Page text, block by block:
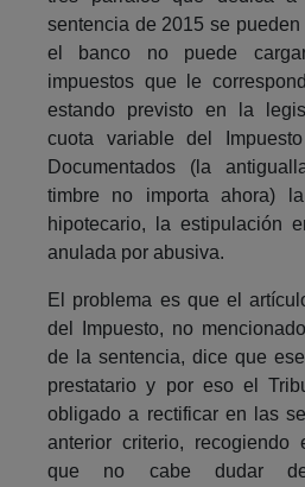
sentencia de 2015 se
el banco no puede
impuestos que le
estando previsto en la
cuota variable del
Documentados (la
timbre no importa ahora)
hipotecario, la estipulación
anulada por abusiva.
El problema es que el
del Impuesto, no
de la sentencia, dice que
prestatario y por eso el
obligado a rectificar en las
anterior criterio, recogiendo
que no cabe dudar